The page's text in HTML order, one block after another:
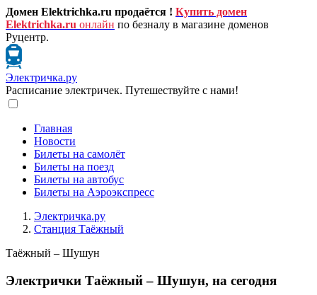
Домен Elektrichka.ru продаётся ! Купить домен
Elektrichka.ru онлайн по безналу в магазине доменов
Руцентр.
Электричка.ру
Расписание электричек. Путешествуйте с нами!
Главная
Новости
Билеты на самолёт
Билеты на поезд
Билеты на автобус
Билеты на Аэроэкспресс
Электричка.ру
Станция Таёжный
Таёжный – Шушун
Электрички Таёжный – Шушун, на сегодня